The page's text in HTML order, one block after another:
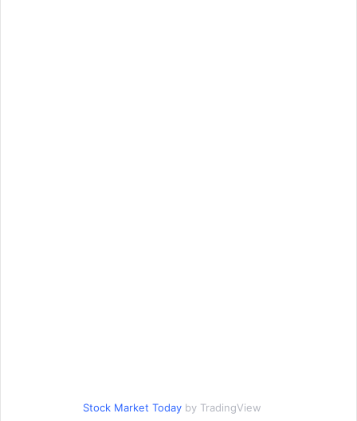
Stock Market Today by TradingView